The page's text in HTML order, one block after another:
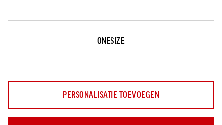
Maat
ONESIZE
PERSONALISATIE TOEVOEGEN